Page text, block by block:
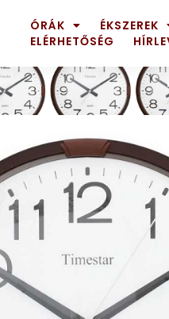
ÓRÁK ÉKSZEREK
ELÉRHETŐSÉG
32
16
4
14